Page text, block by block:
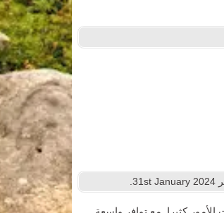
31st January 2024
.